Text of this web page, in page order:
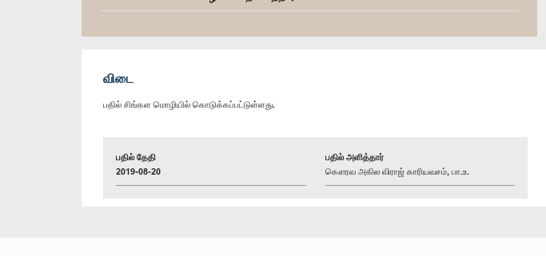
விடை
பதில் சிங்கள மொழியில் கொடுக்கப்பட்டுள்ளது.
பதில் தேதி
2019-08-20
பதில் அளித்தார்
கௌரவ அகில விராஜ் காரியவசம், பா.உ.